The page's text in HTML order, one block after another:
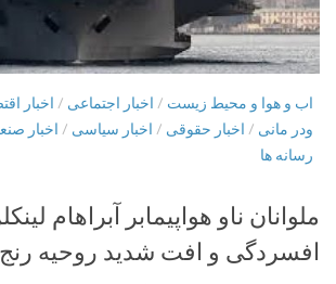
اب و هوا و محیط زیست / اخبار اجتماعی / اخبار
ودر مانی / اخبار حقوقی / اخبار سیاسی / اخبار
رسانه ها
ملوانان ناو هواپیمابر آبراهام
افسردگی و افت شدید روحیه